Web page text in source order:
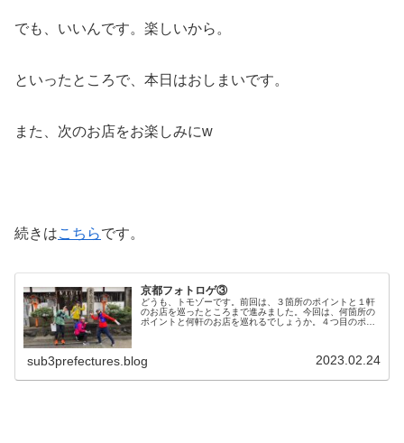
でも、いいんです。楽しいから。
といったところで、本日はおしまいです。
また、次のお店をお楽しみにw
続きはこちらです。
京都フォトロゲ③
どうも、トモゾーです。前回は、３箇所のポイントと１軒
のお店を巡ったところまで進みました。今回は、何箇所の
ポイントと何軒のお店を巡れるでしょうか。４つ目のポイ
sub3prefectures.blog 2023.02.24